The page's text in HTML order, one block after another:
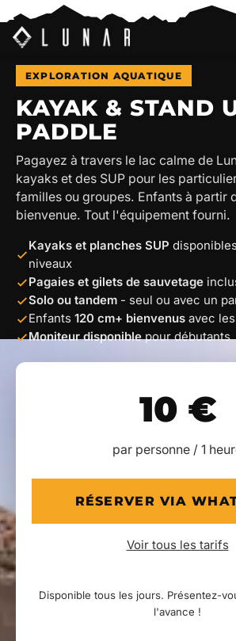
EXPLORATION AQUATIQUE
KAYAK & STAND
PADDLE
Pagayez à travers le lac calme de
kayaks et des SUP pour les
familles ou groupes. Enfants à partir
bienvenue. Tout l'équipement fourni.
Kayaks et planches SUP
niveaux
Pagaies et gilets de sauvetage
Solo ou tandem - seul ou avec un
Enfants 120 cm+ bienvenus avec
Moniteur disponiblepour débutants
10 €
par personne / 1
RÉSERVER VIA
Voir tous les tarifs
Disponible tous les jours. Présentez-
l'avance !